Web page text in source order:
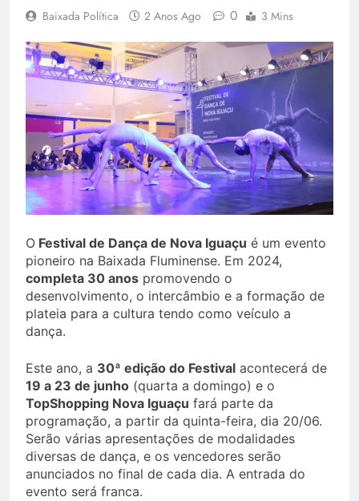
Baixada Política 2 Anos Ago 0 3 Mins
O Festival de Dança de Nova Iguaçu é um evento
pioneiro na Baixada Fluminense. Em 2024,
completa 30 anos promovendo o
desenvolvimento, o intercâmbio e a formação de
plateia para a cultura tendo como veículo a
dança.
Este ano, a 30ª edição do Festival acontecerá de
19 a 23 de junho (quarta a domingo) e o
TopShopping Nova Iguaçu fará parte da
programação, a partir da quinta-feira, dia 20/06.
Serão várias apresentações de modalidades
diversas de dança, e os vencedores serão
anunciados no final de cada dia. A entrada do
evento será franca.